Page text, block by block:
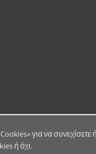
για να συνεχίσετε ή
ή όχι.